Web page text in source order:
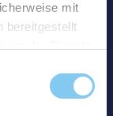
mit
bereitgestellt